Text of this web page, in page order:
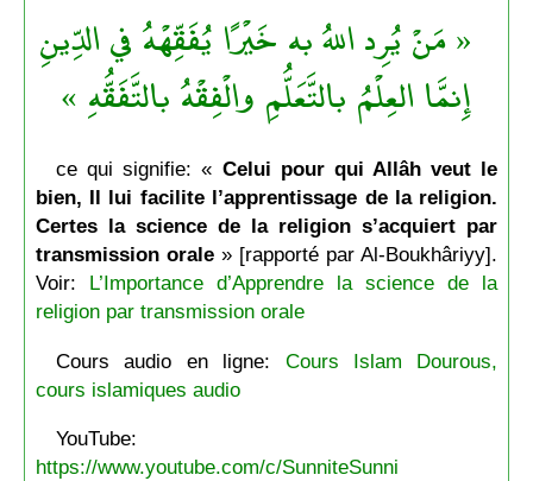
« مَنْ يُرِد اللهُ به خَيْرًا يُفَقِّهْهُ في الدِّينِ
إِنمَّا العِلْمُ بالتَّعَلُّمِ والْفِقْهُ بالتَّفَقُّهِ »
ce qui signifie: « Celui pour qui Allâh veut le
bien, Il lui facilite l’apprentissage de la religion.
Certes la science de la religion s’acquiert par
transmission orale» [rapporté par Al-Boukhâriyy].
Voir: L’Importance d’Apprendre la science de la
religion par transmission orale
Cours audio en ligne: Cours Islam Dourous,
cours islamiques audio
YouTube:
https://www.youtube.com/c/SunniteSunni